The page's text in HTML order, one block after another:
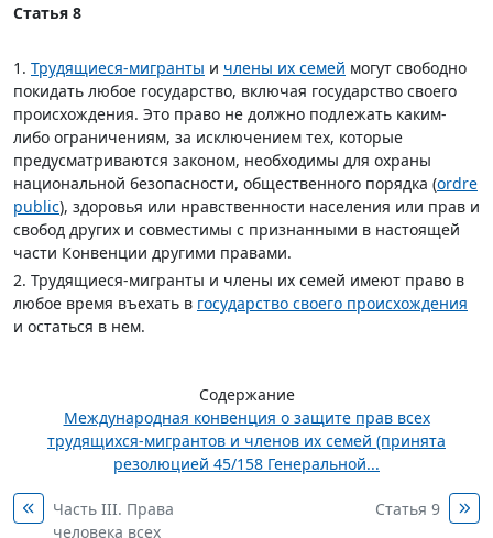
Статья 8
1. Трудящиеся-мигранты и члены их семей могут свободно
покидать любое государство, включая государство своего
происхождения. Это право не должно подлежать каким-
либо ограничениям, за исключением тех, которые
предусматриваются законом, необходимы для охраны
национальной безопасности, общественного порядка (ordre
public), здоровья или нравственности населения или прав и
свобод других и совместимы с признанными в настоящей
части Конвенции другими правами.
2. Трудящиеся-мигранты и члены их семей имеют право в
любое время въехать в государство своего происхождения
и остаться в нем.
Содержание
Международная конвенция о защите прав всех
трудящихся-мигрантов и членов их семей (принята
резолюцией 45/158 Генеральной...
Часть III. Права
человека всех
Статья 9